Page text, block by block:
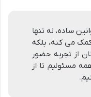
ساده، نه تنها
می کنه، بلکه
از تجربه حضور
مسئولیم تا از